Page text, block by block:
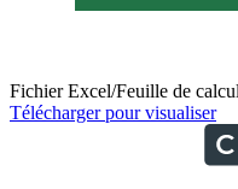
Fichier Excel/Feuille de
Télécharger pour visualiser